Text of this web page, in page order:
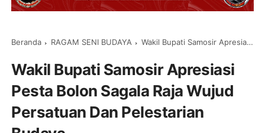
Beranda RAGAM SENI BUDAYA Wakil Bupati Samosir Apresiasi Pesta Bolon Sagala Raja Wujud Persatuan Dan Pelestarian Budaya
Wakil Bupati Samosir Apresiasi
Pesta Bolon Sagala Raja Wujud
Persatuan Dan Pelestarian